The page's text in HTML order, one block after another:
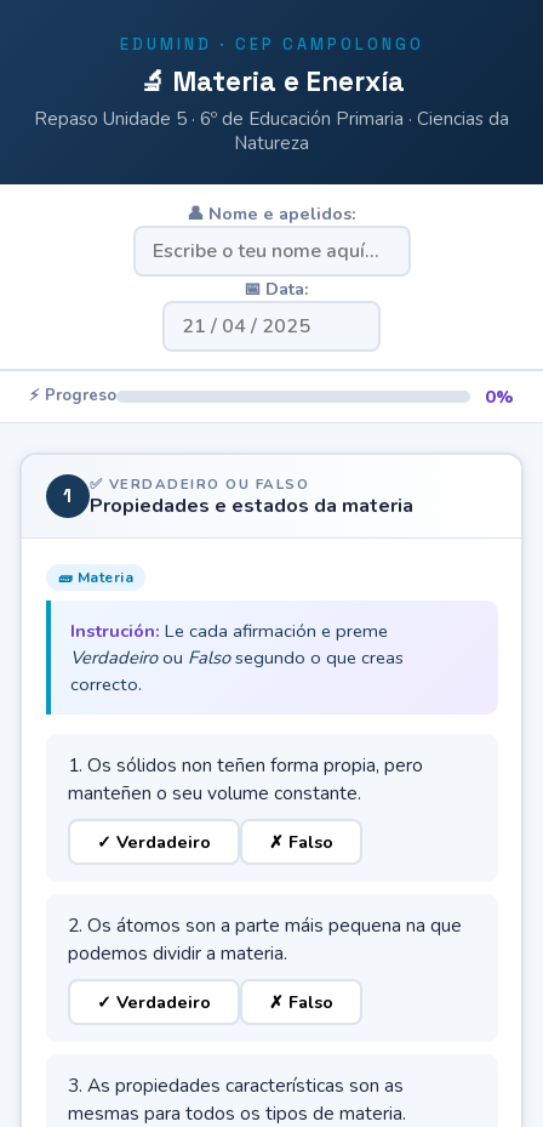
EDUMIND · CEP CAMPOLONGO
🔬 Materia e Enerxía
Repaso Unidade 5 · 6º de Educación Primaria · Ciencias da
Natureza
👤 Nome e apelidos:
📅 Data:
⚡ Progreso 0%
1
✅ VERDADEIRO OU FALSO
Propiedades e estados da materia
🧱 Materia
Instrución: Le cada afirmación e preme
Verdadeiroou Falsosegundo o que creas
correcto.
1. Os sólidos non teñen forma propia, pero
manteñen o seu volume constante.
✓ Verdadeiro ✗ Falso
2. Os átomos son a parte máis pequena na que
podemos dividir a materia.
✓ Verdadeiro ✗ Falso
3. As propiedades características son as
mesmas para todos os tipos de materia.